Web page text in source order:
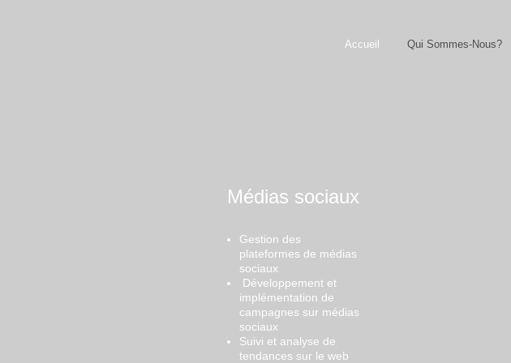
Accueil Qui Sommes-Nous?
Médias sociaux
Gestion des
plateformes de médias
sociaux
Développement et
implémentation de
campagnes sur médias
sociaux
Suivi et analyse de
tendances sur le web